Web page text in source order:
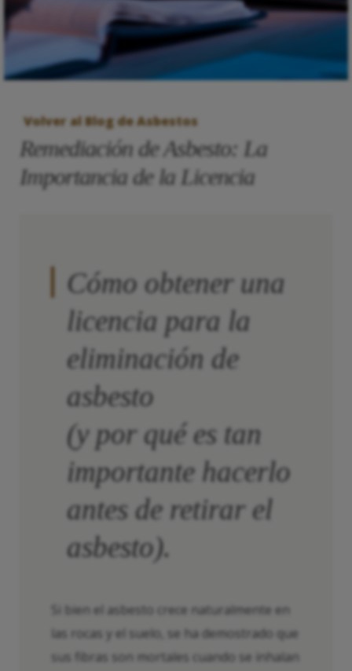
Volver al Blog de Asbestos
Remediación de Asbesto: La
Importancia de la Licencia
Cómo obtener una
licencia para la
eliminación de
asbesto
(y por qué es tan
importante hacerlo
antes de retirar el
asbesto).
Si bien el asbesto crece naturalmente en
las rocas y el suelo, se ha demostrado que
sus fibras son mortales cuando se inhalan